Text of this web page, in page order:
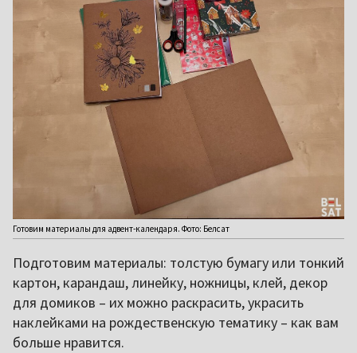
Готовим материалы для адвент-календаря. Фото: Белсат
Подготовим материалы: толстую бумагу или тонкий
картон, карандаш, линейку, ножницы, клей, декор
для домиков – их можно раскрасить, украсить
наклейками на рождественскую тематику – как вам
больше нравится.